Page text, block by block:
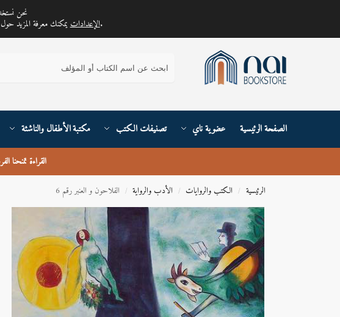
مكتبة ناي
الصفحة الرئيسية عضوية ناي تصنيفات الكتب مكتبة الأطفال والناشئة
القراءة تمنحنا
الرئيسية / الكتب والروايات / الأدب والرواية / الفلاحون و العنبر رقم 6
نحن
يمكنك معرفة المزيد حول ملفات تعريف الارتباط التي نستخدمها أو إيقاف تشغيلها فيالإعدادات.